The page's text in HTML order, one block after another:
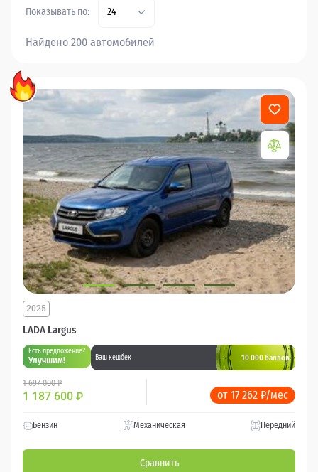
Показывать по: 24
Найдено 200 автомобилей
LADA Largus
2025
Есть предложение?
Улучшим! Ваш кешбек 10 000 баллов
1 697 000 ₽
1 187 600 ₽ от 17 262 ₽/мес
Бензин Механическая Передний
Сравнить